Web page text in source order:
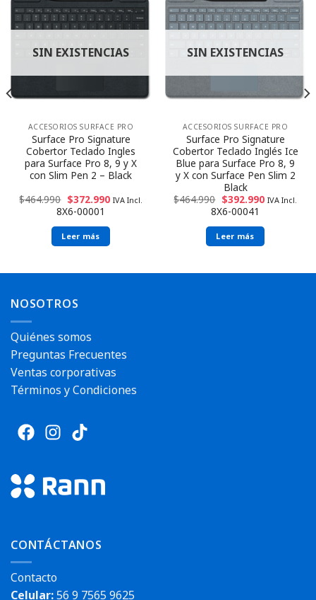
SIN EXISTENCIAS
ACCESORIOS SURFACE PRO
Surface Pro Signature
Cobertor Teclado Ingles
para Surface Pro 8, 9 y X
con Slim Pen 2 – Black
$464.990 $372.990 IVA Incl.
8X6-00001
Leer más
SIN EXISTENCIAS
ACCESORIOS SURFACE PRO
Surface Pro Signature
Cobertor Teclado Inglés Ice
Blue para Surface Pro 8, 9
y X con Surface Pen Slim 2
Black
$464.990 $392.990 IVA Incl.
8X6-00041
Leer más
NOSOTROS
Quiénes somos
Preguntas Frecuentes
Ventas corporativas
Términos y Condiciones
CONTÁCTANOS
Contacto
Celular:56 9 7565 9625